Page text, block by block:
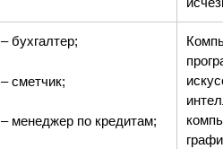
– бухгалтер;
– сметчик;
– менеджер по кредитам;